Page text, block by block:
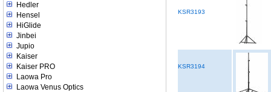
Hedler
Hensel
HiGlide
Jinbei
Jupio
Kaiser
Kaiser PRO
Laowa Pro
Laowa Venus Optics
KSR3193
KSR3194